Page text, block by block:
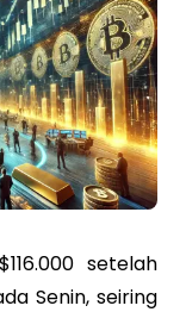
setelah
Senin, seiring